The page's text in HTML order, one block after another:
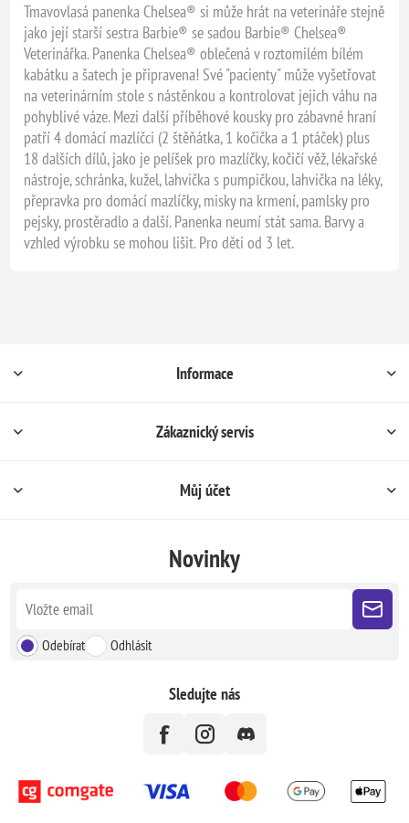
Tmavovlasá panenka Chelsea® si může hrát na veterináře stejně
jako její starší sestra Barbie® se sadou Barbie® Chelsea®
Veterinářka. Panenka Chelsea® oblečená v roztomilém bílém
kabátku a šatech je připravena! Své "pacienty" může vyšetřovat
na veterinárním stole s nástěnkou a kontrolovat jejich váhu na
pohyblivé váze. Mezi další příběhové kousky pro zábavné hraní
patří 4 domácí mazlíčci (2 štěňátka, 1 kočička a 1 ptáček) plus
18 dalších dílů, jako je pelíšek pro mazlíčky, kočičí věž, lékařské
nástroje, schránka, kužel, lahvička s pumpičkou, lahvička na léky,
přepravka pro domácí mazlíčky, misky na krmení, pamlsky pro
pejsky, prostěradlo a další. Panenka neumí stát sama. Barvy a
vzhled výrobku se mohou lišit. Pro děti od 3 let.
Informace
Zákaznický servis
Můj účet
Novinky
Odebírat Odhlásit
Sledujte nás